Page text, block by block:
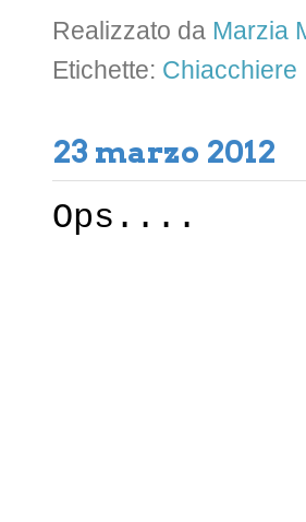
Realizzato da Marzia
Etichette: Chiacchiere
23 marzo 2012
Ops....